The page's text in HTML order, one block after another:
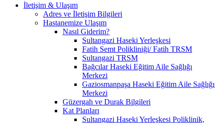
İletişim & Ulaşım
Adres ve İletişim Bilgileri
Hastanemize Ulaşım
Nasıl Giderim?
Sultangazi Haseki Yerleşkesi
Fatih Semt Polikliniği/ Fatih TRSM
Sultangazi TRSM
Bağcılar Haseki Eğitim Aile Sağlığı
Merkezi
Gaziosmanpaşa Haseki Eğitim Aile Sağlığı
Merkezi
Güzergah ve Durak Bilgileri
Kat Planları
Sultangazi Haseki Yerleşkesi Poliklinik,